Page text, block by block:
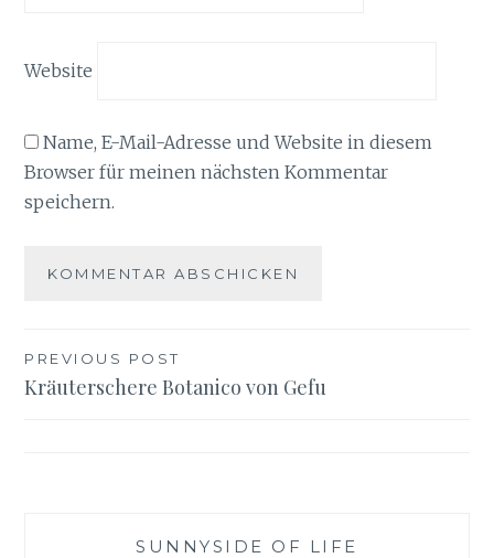
Website
Name, E-Mail-Adresse und Website in diesem
Browser für meinen nächsten Kommentar
speichern.
Beitragsnavigation
PREVIOUS POST
Kräuterschere Botanico von Gefu
SUNNYSIDE OF LIFE